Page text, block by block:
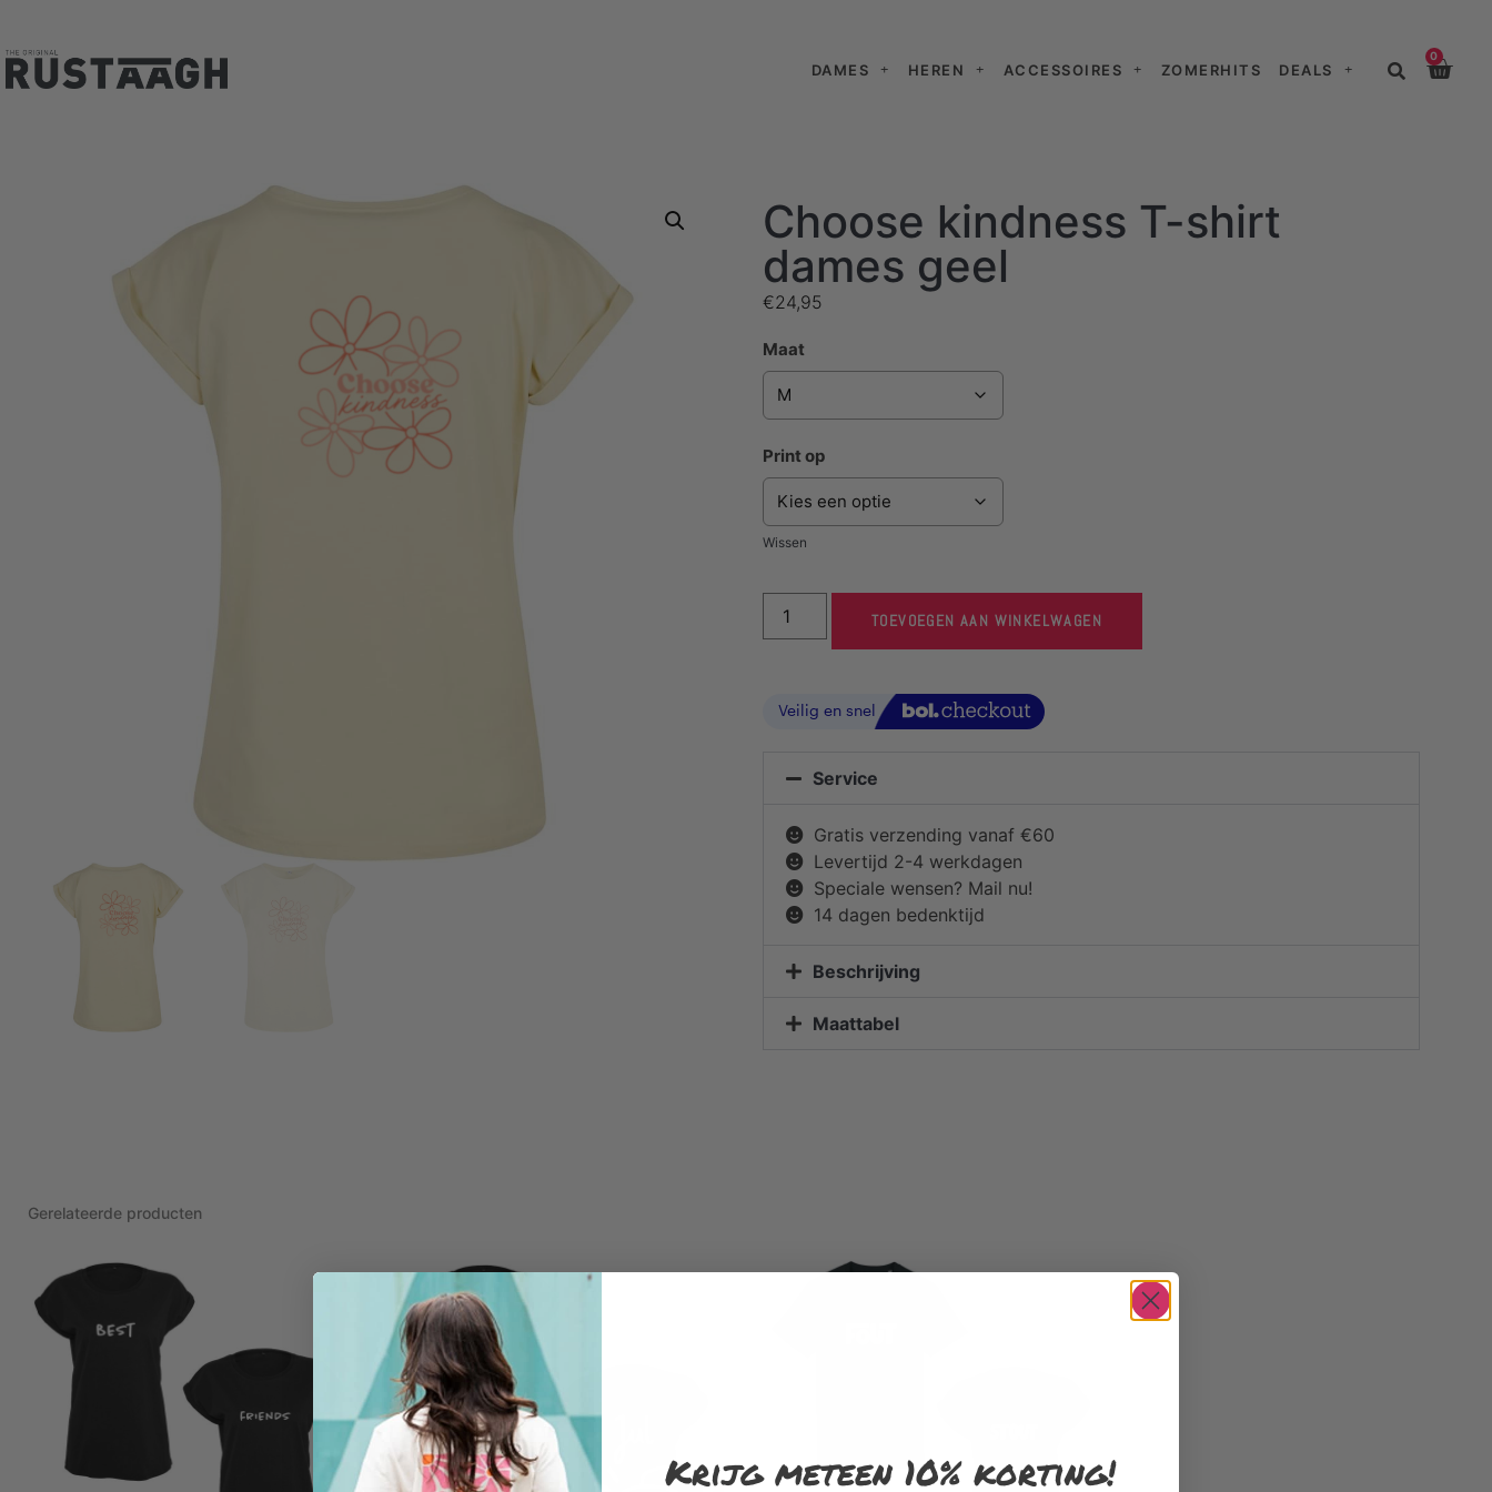
DAMES HEREN ACCESSOIRES ZOMERHITS DEALS
0
Choose kindness T-shirt
dames geel
€24,95
Maat
Print op
Wissen
TOEVOEGEN AAN WINKELWAGEN
Service
Gratis verzending vanaf €60
Levertijd 2-4 werkdagen
Speciale wensen? Mail nu!
14 dagen bedenktijd
Beschrijving
Maattabel
Gerelateerde producten
Krijg meteen 10% korting!